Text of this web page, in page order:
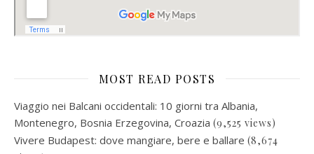
MOST READ POSTS
Viaggio nei Balcani occidentali: 10 giorni tra Albania,
Montenegro, Bosnia Erzegovina, Croazia (9,525 views)
Vivere Budapest: dove mangiare, bere e ballare (8,674